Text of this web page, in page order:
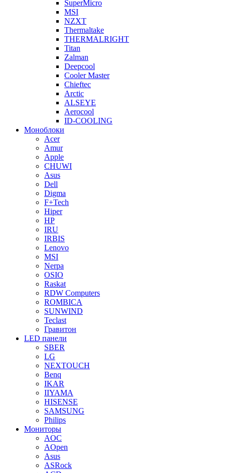
SuperMicro
MSI
NZXT
Thermaltake
THERMALRIGHT
Titan
Zalman
Deepcool
Cooler Master
Chieftec
Arctic
ALSEYE
Aerocool
ID-COOLING
Моноблоки
Acer
Amur
Apple
CHUWI
Asus
Dell
Digma
F+Tech
Hiper
HP
IRU
IRBIS
Lenovo
MSI
Nerpa
OSIO
Raskat
RDW Computers
ROMBICA
SUNWIND
Teclast
Гравитон
LED панели
SBER
LG
NEXTOUCH
Benq
IKAR
IIYAMA
HISENSE
SAMSUNG
Philips
Мониторы
AOC
AOpen
Asus
ASRock